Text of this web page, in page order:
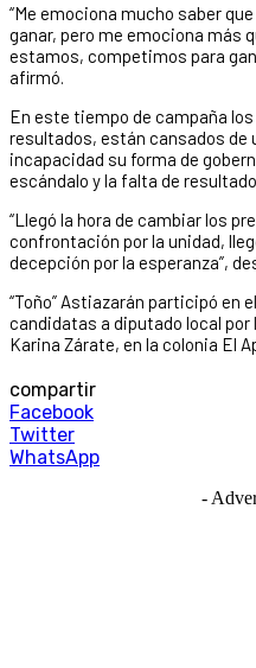
“Me emociona mucho saber
ganar, pero me emociona más
estamos, competimos para
afirmó.
En este tiempo de campaña
resultados, están cansados de
incapacidad su forma de
escándalo y la falta de
“Llegó la hora de cambiar los
confrontación por la unidad,
decepción por la esperanza”,
“Toño” Astiazarán participó en
candidatas a diputado local
Karina Zárate, en la colonia El
compartir
Facebook
Twitter
WhatsApp
-